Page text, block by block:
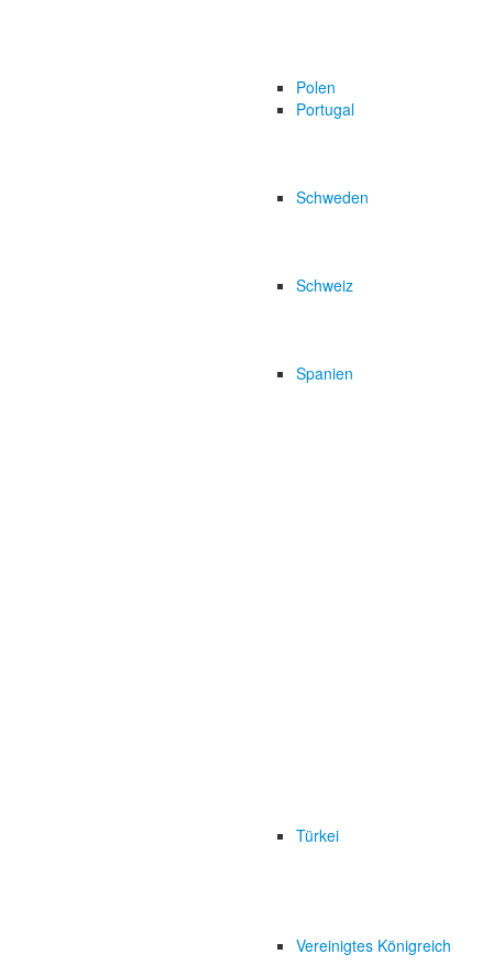
Polen
Portugal
Schweden
Schweiz
Spanien
Türkei
Vereinigtes Königreich